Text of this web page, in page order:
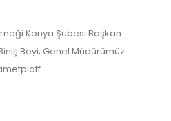
Konya Şubesi Başkan
Beyi; Genel Müdürümüz